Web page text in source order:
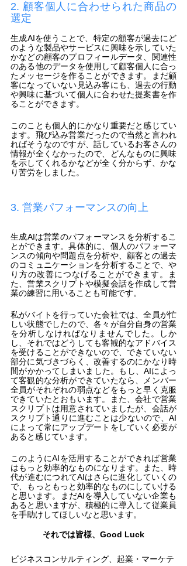
2. 顧客個人に合わせられた商品の
選定
生成AIを使うことで、特定の顧客が過去にど
のような製品やサービスに興味を示していた
かなどの顧客のプロフィールデータ、関連性
のある他のデータを使用して顧客個人に合っ
たメッセージを作ることができます。まだ顧
客になっていない見込み客にも、過去の行動
や興味に基づいて個人に合わせた提案書を作
ることができます。
このことも個人的にかなり重要だと感じてい
ます。飛び込み営業だったので当然と言われ
ればそうなのですが、話しているお客さんの
情報が全くなかったので、どんなものに興味
を示してくれるかなどが全く分からず、かな
り苦労をしました。
3. 営業パフォーマンスの向上
生成AIは営業のパフォーマンスを分析するこ
とができます。具体的に、個人のパフォーマ
ンスの傾向や問題点を分析や、顧客との過去
のコミュニケーションを分析することで、や
り方の改善につなげることができます。ま
た、営業スクリプトや模擬会話を作成して営
業の練習に用いることも可能です。
私がバイトを行っていた会社では、全員が忙
しい状態でしたので、各々が自分自身の営業
を分析しなければなりませんでした。しか
し、それではどうしても客観的なアドバイス
を受けることができないので、できていない
部分に気づきづらく、改善するのにかなり時
間がかかってしまいました。もし、AIによっ
て客観的な分析ができていたなら、メンバー
全員がそれぞれの弱点などをもっと早く克服
できていたとおもいます。また、会社で営業
スクリプトは用意されていましたが、会話が
スクリプト通りに進むことは少ないので、AI
によって常にアップデートをしていく必要が
あると感じています。
このようにAIを活用することができれば営業
はもっと効率的なものになります。また、時
代が進むにつれてAIはさらに進化していくの
で、もっともっと効率的なものにしていける
と思います。まだAIを導入していない企業も
あると思いますが、積極的に導入して従業員
を手助けしてほしいなと思います。
それでは皆様、Good Luck
ビジネスコンサルティング、起業・マーケテ